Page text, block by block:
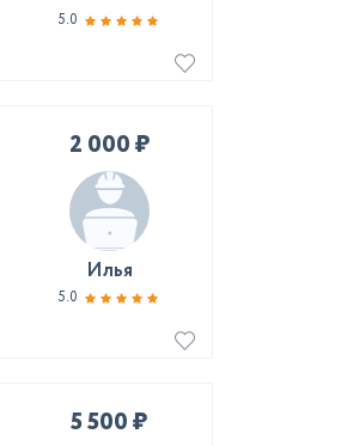
5.0
2 000 ₽
Илья
5.0
5 500 ₽